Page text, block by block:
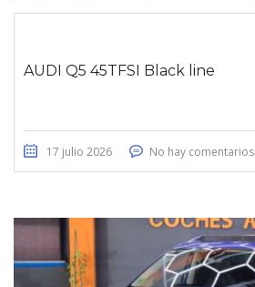
AUDI Q5 45TFSI Black line
17 julio 2026 No hay comentarios